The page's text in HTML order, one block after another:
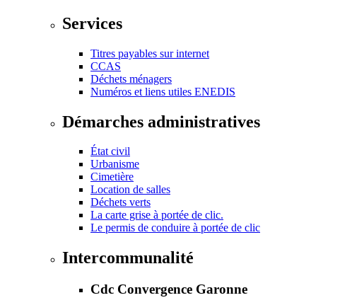
Services
Titres payables sur internet
CCAS
Déchets ménagers
Numéros et liens utiles ENEDIS
Démarches administratives
État civil
Urbanisme
Cimetière
Location de salles
Déchets verts
La carte grise à portée de clic.
Le permis de conduire à portée de clic
Intercommunalité
Cdc Convergence Garonne